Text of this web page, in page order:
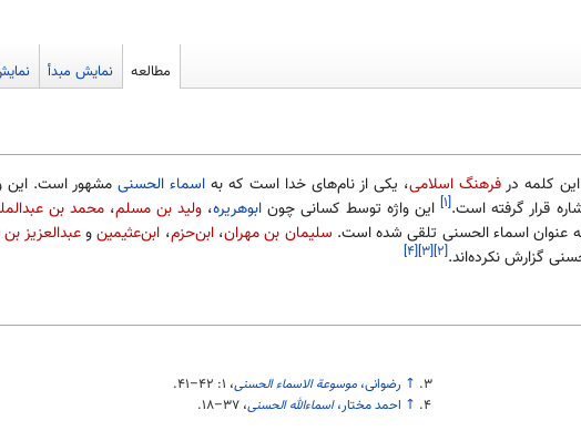
کلمه درفرهنگ اسلامی، یکی از نام‌های خدا است که بهاسماء الحسنی مشهور است. این
قرار گرفته است.[۱] این واژه توسط کسانی چون ابوهریره،ولید بن مسلم،محمد بن
عنوان اسماء الحسنی تلقی شده است. سلیمان بن مهران،ابن‌حزم، ابن‌عثیمینوعبدالعزیز
گزارش نکرده‌اند.[۲] [۳] [۴]
↑ رضوانی، موسوعة الاسماء الحسنی، ۱:‎ ۴۱–۴۲.
↑ احمد مختار،اسماءالله الحسنی، ۱۸–۳۷.
مطالعه نمایش مبدأ